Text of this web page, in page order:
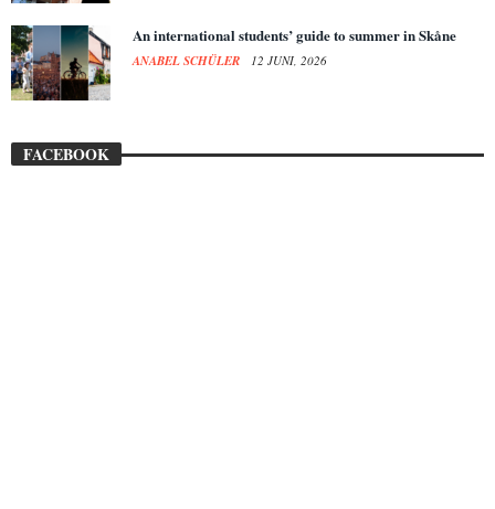
An international students’ guide to summer in Skåne
ANABEL SCHÜLER 12 JUNI, 2026
FACEBOOK